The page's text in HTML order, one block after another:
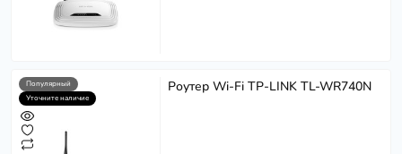
Популярный
Уточните наличие
Роутер Wi-Fi TP-LINK TL-WR740N